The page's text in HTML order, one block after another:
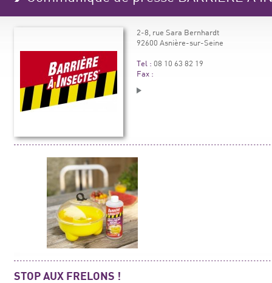
2-8, rue Sara Bernhardt
92600 Asnière-sur-Seine
Tel : 08 10 63 82 19
Fax :
STOP AUX FRELONS !